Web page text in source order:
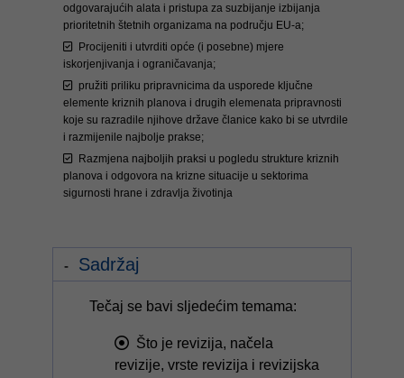
odgovarajućih alata i pristupa za suzbijanje izbijanja
prioritetnih štetnih organizama na području EU-a;
Procijeniti i utvrditi opće (i posebne) mjere
iskorjenjivanja i ograničavanja;
pružiti priliku pripravnicima da usporede ključne
elemente kriznih planova i drugih elemenata pripravnosti
koje su razradile njihove države članice kako bi se utvrdile
i razmijenile najbolje prakse;
Razmjena najboljih praksi u pogledu strukture kriznih
planova i odgovora na krizne situacije u sektorima
sigurnosti hrane i zdravlja životinja
Sadržaj
Tečaj se bavi sljedećim temama:
Što je revizija, načela
revizije, vrste revizija i revizijska